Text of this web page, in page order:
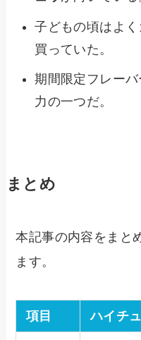
子どもの頃はよく
買っていた。
期間限定フレー
力の一つだ。
まとめ
本記事の内容をまと
ます。
項目 ハイチ